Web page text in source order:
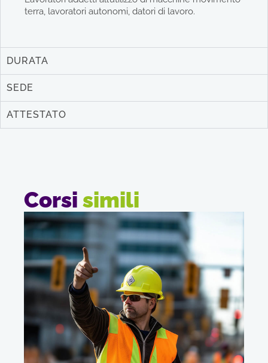
terra, lavoratori autonomi, datori di lavoro.
DURATA
SEDE
ATTESTATO
Corsi simili